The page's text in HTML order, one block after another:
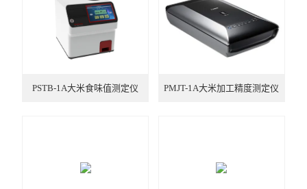
稻谷新鲜度测定仪
大米食味计
查看全部 >>
PSTB-1A大米食味值测定仪 PMJT-1A大米加工精度测定仪